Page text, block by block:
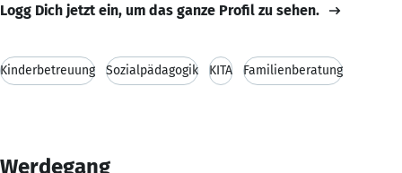
Logg Dich jetzt ein, um das ganze Profil zu sehen.
Kinderbetreuung Sozialpädagogik KITA Familienberatung
Werdegang